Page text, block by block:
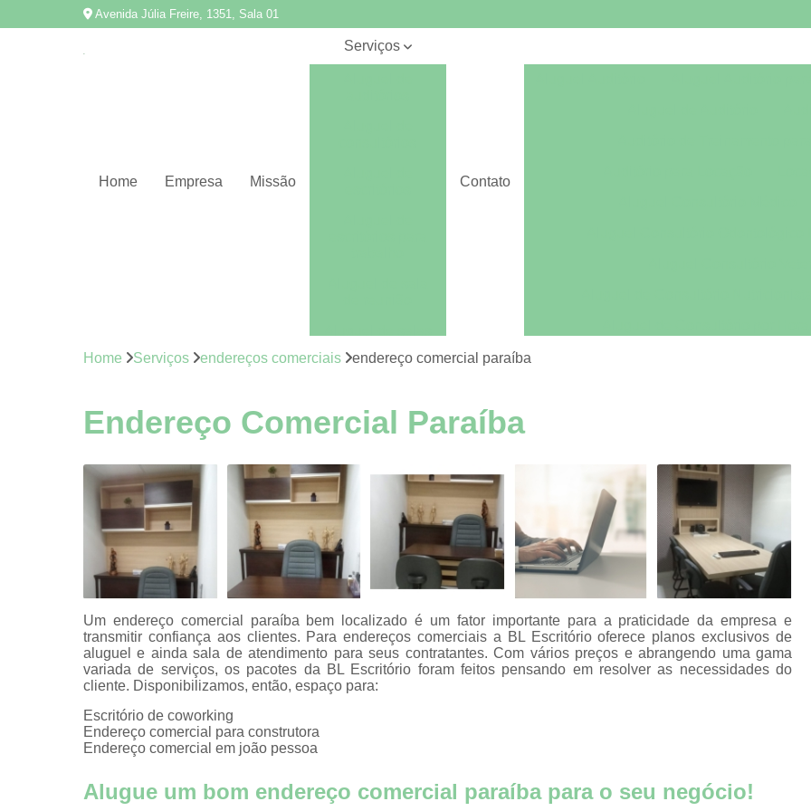
Avenida Júlia Freire, 1351, Sala 01
Home Empresa Missão
Serviços
Aluguel de salas
Aluguel espaços
comerciais
comerciais
Aluguel espaços
comerciais
Aluguel espaços
comerciais
Aluguel espaços
comerciais
Aluguel espaços
comerciais
Aluguel salas por
digitais
Contato
Escritório Mobiliado Aluguel
Aluguel de Escritórios
Aluguel de Salsa para Escritório
Aluguel Escritórios
Escritórios Aluguel por Hora
Alugar Sala para Reuniões João
Aluguel de Espaço para Reunião
Aluguel Sala de Reunião para
Home Serviços endereços comerciais endereço comercial paraíba
Endereço Comercial Paraíba
Um endereço comercial paraíba bem localizado é um fator importante para a praticidade da empresa e
transmitir confiança aos clientes. Para endereços comerciais a BL Escritório oferece planos exclusivos de
aluguel e ainda sala de atendimento para seus contratantes. Com vários preços e abrangendo uma gama
variada de serviços, os pacotes da BL Escritório foram feitos pensando em resolver as necessidades do
cliente. Disponibilizamos, então, espaço para:
Escritório de coworking
Endereço comercial para construtora
Endereço comercial em joão pessoa
Alugue um bom endereço comercial paraíba para o seu negócio!